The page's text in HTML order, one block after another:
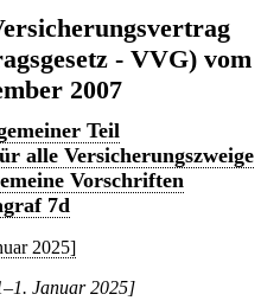
- VVG) vom
2007
Teil
alle Versicherungszweige
Vorschriften
7d
2025]
Januar 2025]